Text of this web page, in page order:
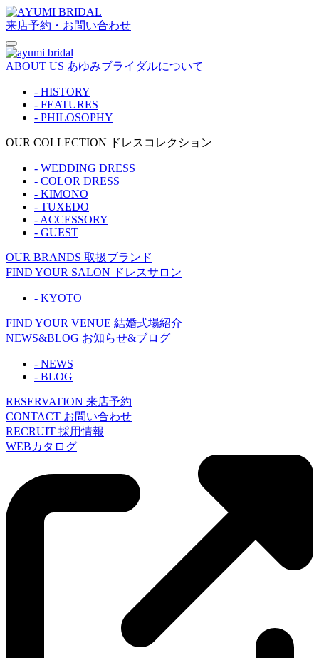
来店予約・お問い合わせ
ABOUT US あゆみブライダルについて
- HISTORY
- FEATURES
- PHILOSOPHY
OUR COLLECTION ドレスコレクション
- WEDDING DRESS
- COLOR DRESS
- KIMONO
- TUXEDO
- ACCESSORY
- GUEST
OUR BRANDS 取扱ブランド
FIND YOUR SALON ドレスサロン
- KYOTO
FIND YOUR VENUE 結婚式場紹介
NEWS&BLOG お知らせ&ブログ
- NEWS
- BLOG
RESERVATION 来店予約
CONTACT お問い合わせ
RECRUIT 採用情報
WEBカタログ